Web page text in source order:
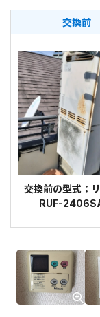
交換前
交換前の型式：
RUF-